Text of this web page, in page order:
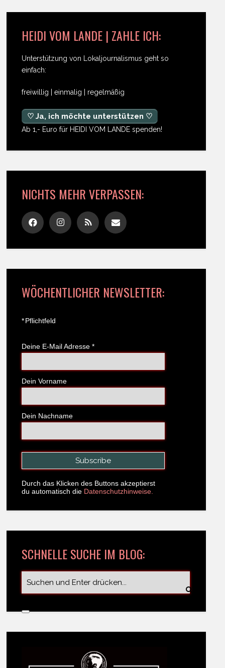
HEIDI VOM LANDE | ZAHLE ICH:
Unterstützung von Lokaljournalismus geht so
einfach:
freiwillig | einmalig | regelmäßig
♡ Ja, ich möchte unterstützen ♡
Ab 1,- Euro für HEIDI VOM LANDE spenden!
NICHTS MEHR VERPASSEN:
WÖCHENTLICHER NEWSLETTER:
*Pflichtfeld
Deine E-Mail Adresse *
Dein Vorname
Dein Nachname
Durch das Klicken des Buttons akzeptierst
du automatisch die Datenschutzhinweise.
SCHNELLE SUCHE IM BLOG: